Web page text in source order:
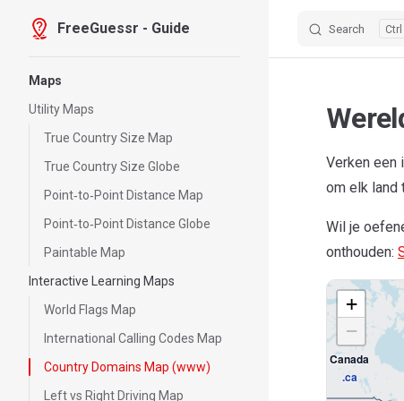
Skip to content
FreeGuessr - Guide Search
Maps
Utility Maps
True Country Size Map
True Country Size Globe
Point‑to‑Point Distance Map
Point‑to‑Point Distance Globe
Paintable Map
Interactive Learning Maps
World Flags Map
International Calling Codes Map
Country Domains Map (www)
Left vs Right Driving Map
Verken een
om elk land
Wil je
onthouden:
Canada
.ca
+
−